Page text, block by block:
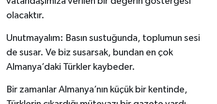
olacaktır.
Unutmayalım: Basın sustuğunda, toplumun sesi
de susar. Ve biz susarsak, bundan en çok
Almanya’daki Türkler kaybeder.
Bir zamanlar Almanya’nın küçük bir kentinde,